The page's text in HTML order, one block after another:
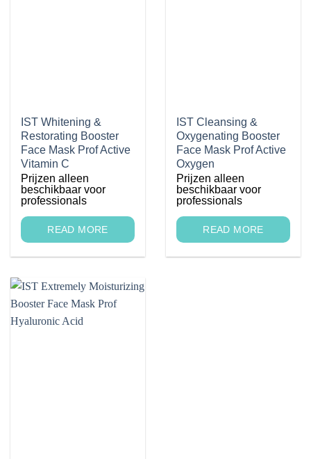
IST Whitening &
Restorating Booster
Face Mask Prof Active
Vitamin C
Prijzen alleen
beschikbaar voor
professionals
READ MORE
IST Cleansing &
Oxygenating Booster
Face Mask Prof Active
Oxygen
Prijzen alleen
beschikbaar voor
professionals
READ MORE